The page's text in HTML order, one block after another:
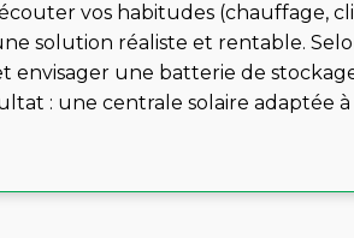
vos habitudes (chauffage,
solution réaliste et rentable.
envisager une batterie de
: une centrale solaire adaptée